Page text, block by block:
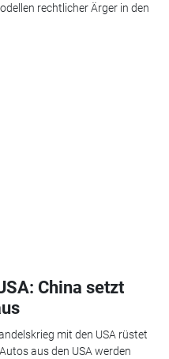
rechtlicher Ärger in den
China setzt
mit den USA rüstet
aus den USA werden